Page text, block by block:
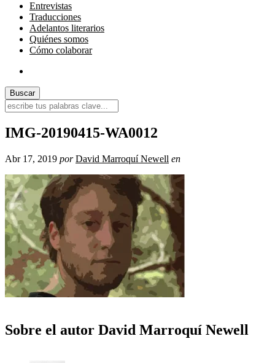
Entrevistas
Traducciones
Adelantos literarios
Quiénes somos
Cómo colaborar
IMG-20190415-WA0012
Abr 17, 2019 por David Marroquí Newell en
Sobre el autor David Marroquí Newell